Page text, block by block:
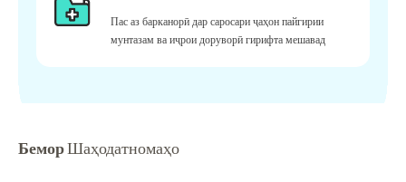
Пас аз барканорӣ дар саросари ҷаҳон пайгирии
мунтазам ва иҷрои доруворӣ гирифта мешавад
БеморШаҳодатномаҳо